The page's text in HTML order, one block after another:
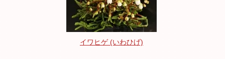
イワヒゲ (いわひげ)